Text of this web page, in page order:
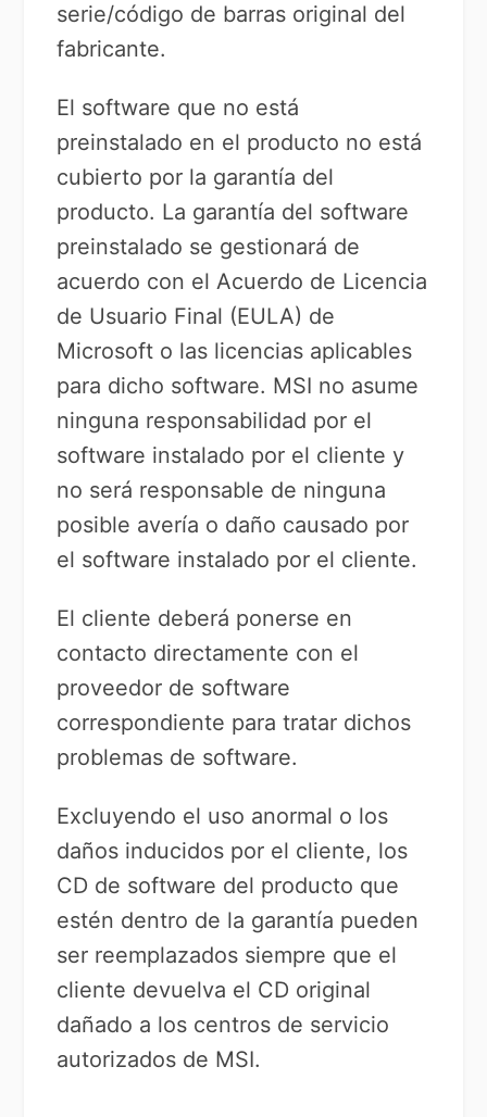
serie/código de barras original del
fabricante.
El software que no está
preinstalado en el producto no está
cubierto por la garantía del
producto. La garantía del software
preinstalado se gestionará de
acuerdo con el Acuerdo de Licencia
de Usuario Final (EULA) de
Microsoft o las licencias aplicables
para dicho software. MSI no asume
ninguna responsabilidad por el
software instalado por el cliente y
no será responsable de ninguna
posible avería o daño causado por
el software instalado por el cliente.
El cliente deberá ponerse en
contacto directamente con el
proveedor de software
correspondiente para tratar dichos
problemas de software.
Excluyendo el uso anormal o los
daños inducidos por el cliente, los
CD de software del producto que
estén dentro de la garantía pueden
ser reemplazados siempre que el
cliente devuelva el CD original
dañado a los centros de servicio
autorizados de MSI.